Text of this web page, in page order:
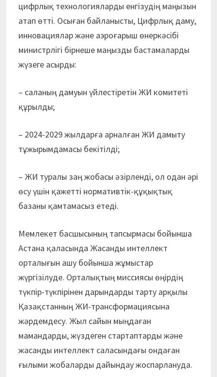
цифрлық технологияларды енгізудің маңызын
атап өтті. Осыған байланысты, Цифрлық даму,
инновациялар және аэроғарыш өнеркәсібі
министрлігі бірнеше маңызды бастамаларды
жүзеге асырды:
– саланың дамуын үйлестіретін ЖИ комитеті
құрылды;
– 2024-2029 жылдарға арналған ЖИ дамыту
тұжырымдамасы бекітілді;
– ЖИ туралы заң жобасы әзірленді, ол одан әрі
өсу үшін қажетті нормативтік-құқықтық
базаны қамтамасыз етеді.
Мемлекет басшысының тапсырмасы бойынша
Астана қаласында Жасанды интеллект
орталығын ашу бойынша жұмыстар
жүргізілуде. Орталықтың миссиясы өңірдің
түкпір-түкпірінен дарындарды тарту арқылы
Қазақстанның ЖИ-трансформациясына
жәрдемдесу. Жыл сайын мыңдаған
мамандарды, жүздеген стартаптарды және
жасанды интеллект саласындағы ондаған
ғылыми жобаларды дайындау жоспарлануда.